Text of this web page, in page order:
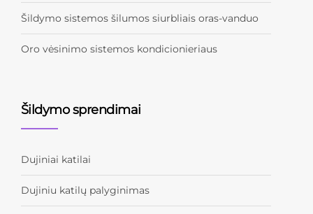
Šildymo sistemos šilumos siurbliais oras-vanduo
Oro vėsinimo sistemos kondicionieriaus
Šildymo sprendimai
Dujiniai katilai
Dujiniu katilų palyginimas